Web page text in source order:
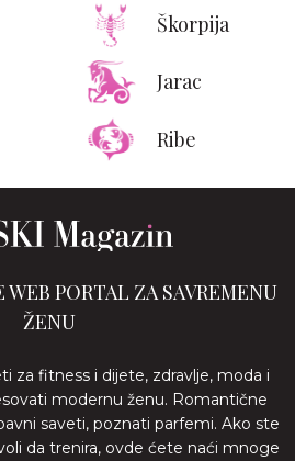
Škorpija
Jarac
Ribe
PORTAL ZA SAVREMENU
ŽENU
za fitness i dijete, zdravlje, moda i
modernu ženu. Romantične
saveti, poznati parfemi. Ako ste
da trenira, ovde ćete naći mnoge